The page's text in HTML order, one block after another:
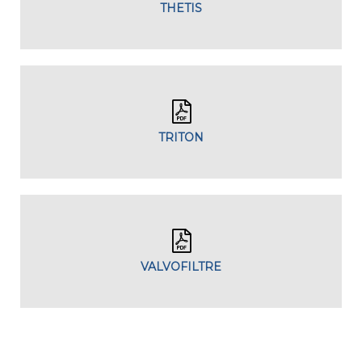
THETIS
TRITON
VALVOFILTRE